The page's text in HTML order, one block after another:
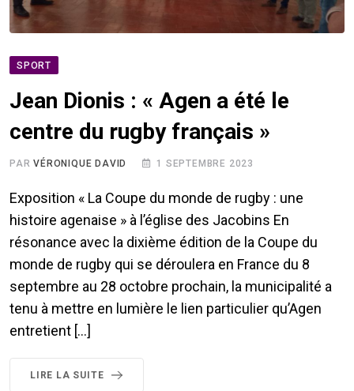
SPORT
Jean Dionis : « Agen a été le
centre du rugby français »
PARVÉRONIQUE DAVID 1 SEPTEMBRE 2023
Exposition « La Coupe du monde de rugby : une
histoire agenaise » à l’église des Jacobins En
résonance avec la dixième édition de la Coupe du
monde de rugby qui se déroulera en France du 8
septembre au 28 octobre prochain, la municipalité a
tenu à mettre en lumière le lien particulier qu’Agen
entretient […]
LIRE LA SUITE